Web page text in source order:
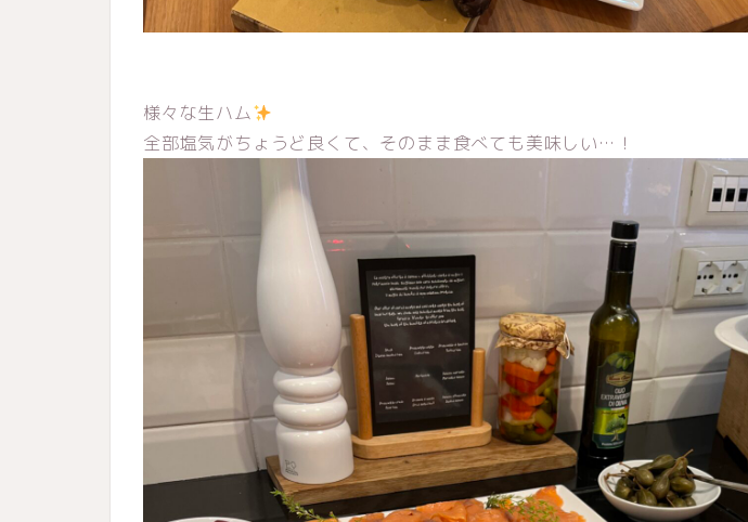
様々な生ハム
全部塩気がちょうど良くて、そのまま食べても美味しい…！